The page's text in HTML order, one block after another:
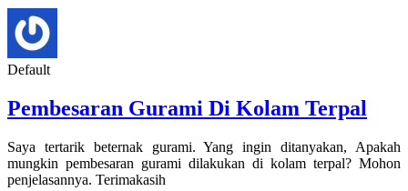
Default
Pembesaran Gurami Di Kolam Terpal
Saya tertarik beternak gurami. Yang ingin ditanyakan, Apakah
mungkin pembesaran gurami dilakukan di kolam terpal? Mohon
penjelasannya. Terimakasih